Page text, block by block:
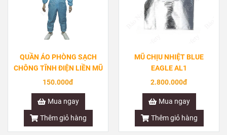
QUẦN ÁO PHÒNG SẠCH
CHÔNG TĨNH ĐIỆN LIỀN MŨ
150.000đ
Mua ngay
Thêm giỏ hàng
MŨ CHỊU NHIỆT BLUE
EAGLE AL1
2.800.000đ
Mua ngay
Thêm giỏ hàng